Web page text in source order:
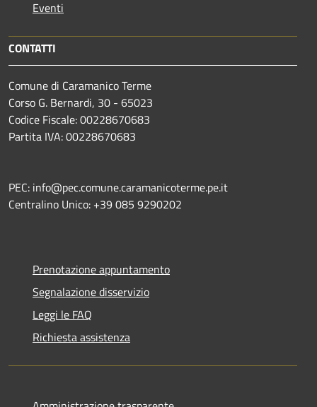
Eventi
CONTATTI
Comune di Caramanico Terme
Corso G. Bernardi, 30 - 65023
Codice Fiscale: 00228670683
Partita IVA: 00228670683
PEC: info@pec.comune.caramanicoterme.pe.it
Centralino Unico: +39 085 9290202
Prenotazione appuntamento
Segnalazione disservizio
Leggi le FAQ
Richiesta assistenza